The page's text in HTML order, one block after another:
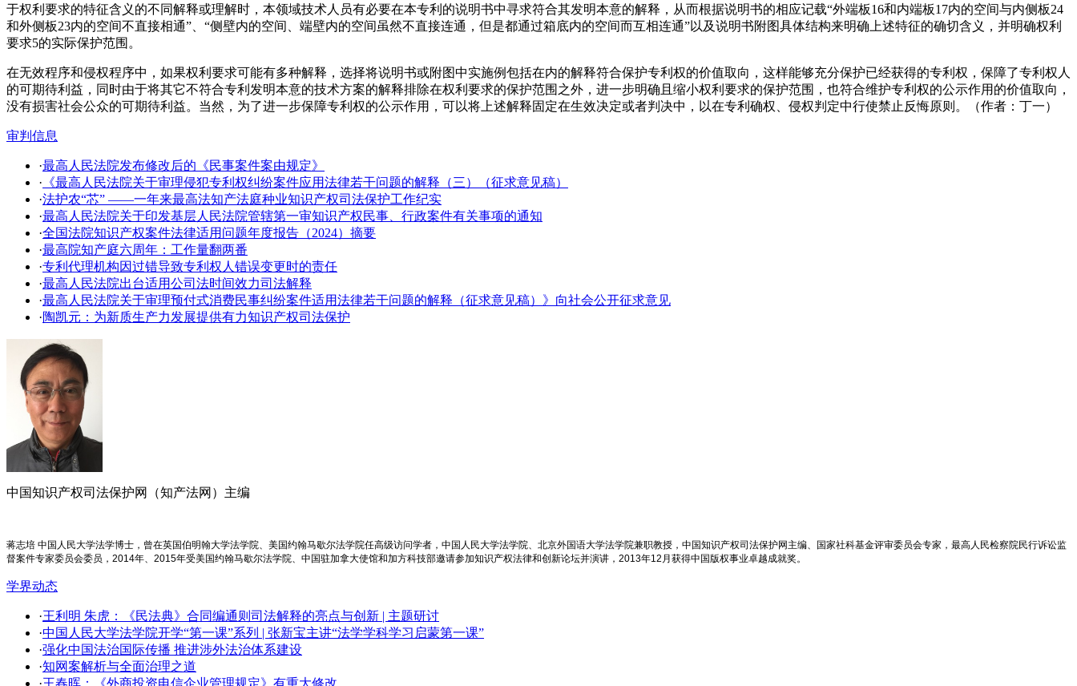
于权利要求的特征含义的不同解释或理解时，本领域技术人员有必要在本专利的说明书中寻求符合其发明本意的解释，从而根据说明书的相应记载“外端板16和内端板17内的空间与内侧板24
和外侧板23内的空间不直接相通”、“侧壁内的空间、端壁内的空间虽然不直接连通，但是都通过箱底内的空间而互相连通”以及说明书附图具体结构来明确上述特征的确切含义，并明确权利
要求5的实际保护范围。
在无效程序和侵权程序中，如果权利要求可能有多种解释，选择将说明书或附图中实施例包括在内的解释符合保护专利权的价值取向，这样能够充分保护已经获得的专利权，保障了专利权人
的可期待利益，同时由于将其它不符合专利发明本意的技术方案的解释排除在权利要求的保护范围之外，进一步明确且缩小权利要求的保护范围，也符合维护专利权的公示作用的价值取向，
没有损害社会公众的可期待利益。当然，为了进一步保障专利权的公示作用，可以将上述解释固定在生效决定或者判决中，以在专利确权、侵权判定中行使禁止反悔原则。（作者：丁一）
审判信息
·最高人民法院发布修改后的《民事案件案由规定》
· 《最高人民法院关于审理侵犯专利权纠纷案件应用法律若干问题的解释（三）（征求意见稿）
·法护农“芯” ——一年来最高法知产法庭种业知识产权司法保护工作纪实
·​最高人民法院关于印发基层人民法院管辖第一审知识产权民事、行政案件有关事项的通知
·全国法院知识产权案件法律适用问题年度报告（2024）摘要
·最高院知产庭六周年：工作量翻两番
·专利代理机构因过错导致专利权人错误变更时的责任
·最高人民法院出台适用公司法时间效力司法解释
·最高人民法院关于审理预付式消费民事纠纷案件适用法律若干问题的解释（征求意见稿）》向社会公开征求意见
·陶凯元：为新质生产力发展提供有力知识产权司法保护
中国知识产权司法保护网（知产法网）主编
蒋志培 中国人民大学法学博士，曾在英国伯明翰大学法学院、美国约翰马歇尔法学院任高级访问学者，中国人民大学法学院、北京外国语大学法学院兼职教授，中国知识产权司法保护网主编、国家社科基金评审委员会专家，最高人民检察院民行诉讼监
督案件专家委员会委员，2014年、2015年受美国约翰马歇尔法学院、中国驻加拿大使馆和加方科技部邀请参加知识产权法律和创新论坛并演讲，2013年12月获得中国版权事业卓越成就奖。
学界动态
·王利明 朱虎：《民法典》合同编通则司法解释的亮点与创新 | 主题研讨
·中国人民大学法学院开学​“第一课”系列 | 张新宝主讲“法学学科学习启蒙第一课”
·强化中国法治国际传播 推进涉外法治体系建设
·知网案解析与全面治理之道
·王春晖：《外商投资电信企业管理规定》有重大修改